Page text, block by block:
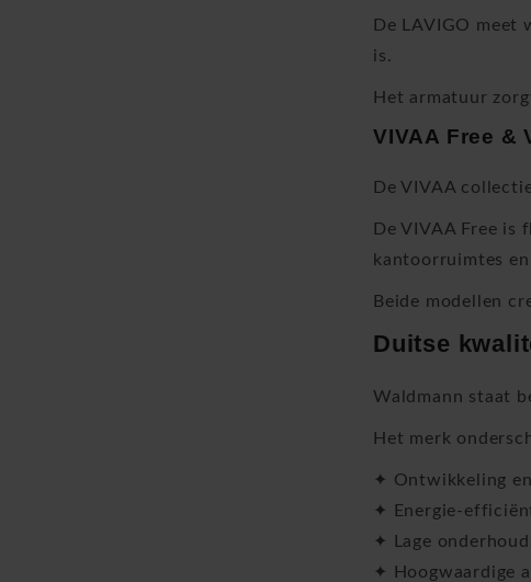
De LAVIGO
is.
Het armatuur
VIVAA Free &
De VIVAA
De VIVAA Free
kantoorruimtes
Beide modellen
Duitse
Waldmann staat
Het merk
✦ Ontwikkeling
✦ Energie-
✦ Lage
✦ Hoogwaardige